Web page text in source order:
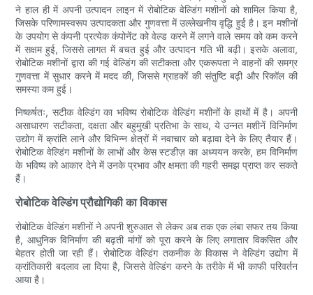
ने हाल ही में अपनी उत्पादन लाइन में रोबोटिक वेल्डिंग मशीनों को शामिल किया है,
जिसके परिणामस्वरूप उत्पादकता और गुणवत्ता में उल्लेखनीय वृद्धि हुई है। इन मशीनों
के उपयोग से कंपनी प्रत्येक कंपोनेंट को वेल्ड करने में लगने वाले समय को कम करने
में सक्षम हुई, जिससे लागत में बचत हुई और उत्पादन गति भी बढ़ी। इसके अलावा,
रोबोटिक मशीनों द्वारा की गई वेल्डिंग की सटीकता और एकरूपता ने वाहनों की समग्र
गुणवत्ता में सुधार करने में मदद की, जिससे ग्राहकों की संतुष्टि बढ़ी और रिकॉल की
समस्या कम हुई।
निष्कर्षतः, सटीक वेल्डिंग का भविष्य रोबोटिक वेल्डिंग मशीनों के हाथों में है। अपनी
असाधारण सटीकता, दक्षता और बहुमुखी प्रतिभा के साथ, ये उन्नत मशीनें विनिर्माण
उद्योग में क्रांति लाने और विभिन्न क्षेत्रों में नवाचार को बढ़ावा देने के लिए तैयार हैं।
रोबोटिक वेल्डिंग मशीनों के लाभों और केस स्टडीज़ का अध्ययन करके, हम विनिर्माण
के भविष्य को आकार देने में उनके प्रभाव और क्षमता की गहरी समझ प्राप्त कर सकते
हैं।
रोबोटिक वेल्डिंग प्रौद्योगिकी का विकास
रोबोटिक वेल्डिंग मशीनों ने अपनी शुरुआत से लेकर अब तक एक लंबा सफर तय किया
है, आधुनिक विनिर्माण की बढ़ती मांगों को पूरा करने के लिए लगातार विकसित और
बेहतर होती जा रही हैं। रोबोटिक वेल्डिंग तकनीक के विकास ने वेल्डिंग उद्योग में
क्रांतिकारी बदलाव ला दिया है, जिससे वेल्डिंग करने के तरीके में भी काफी परिवर्तन
आया है।